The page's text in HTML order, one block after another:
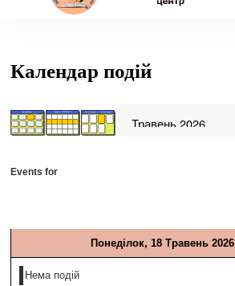
М-Архів
Е-Каталог
Календар подій
Events for
Понеділок, 18 Травень 2026
Нема подій